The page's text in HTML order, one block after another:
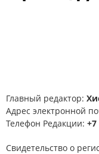
Главный редактор:
Адрес электронной
Телефон Редакции: +7
Свидетельство о